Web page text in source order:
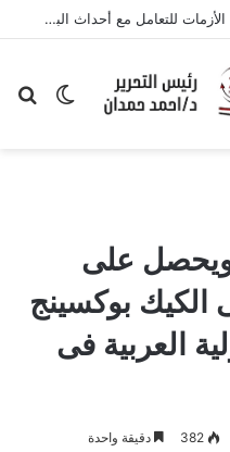
المهارات القيادية لقائد فريق إدارة الأزمات للتعامل مع أحداث البجعة السوداء والملوك التنانين: دراسة ميدانية بمحافظة الإسكندرية من وجهة نظر المعلمين
الوضع
ويحصل على
الكيك بوكسينج
العربية فى
382 دقيقة واحدة